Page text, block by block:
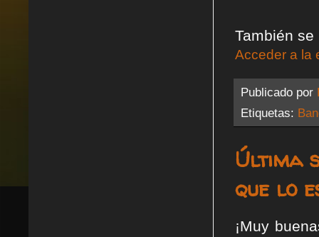
También
Acceder a la
Publicado por
Etiquetas:
Última
que lo
¡Muy